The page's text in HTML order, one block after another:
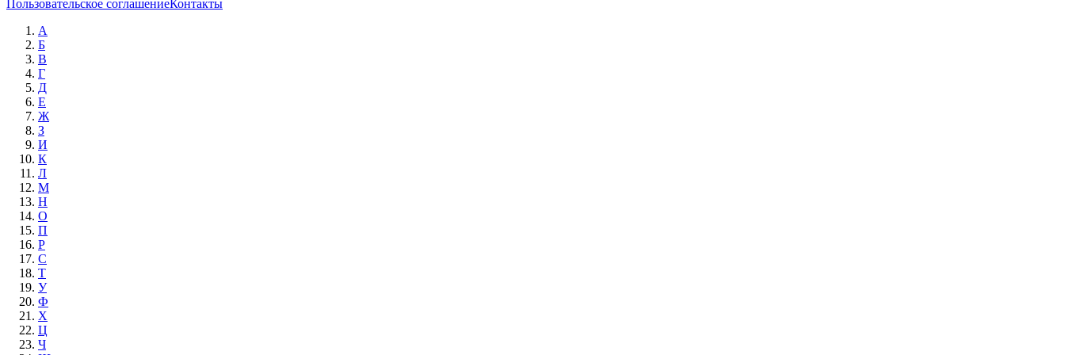
Пользовательское соглашениеКонтакты
А
Б
В
Г
Д
Е
Ж
З
И
К
Л
М
Н
О
П
Р
С
Т
У
Ф
Х
Ц
Ч